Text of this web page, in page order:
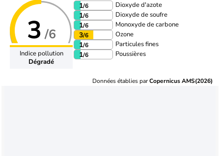
3 /6
Indice pollution
Dégradé
1/6 Dioxyde d'azote
1/6 Dioxyde de soufre
1/6 Monoxyde de carbone
3/6 Ozone
1/6 Particules fines
1/6 Poussières
Données établies parCopernicus AMS(2026)